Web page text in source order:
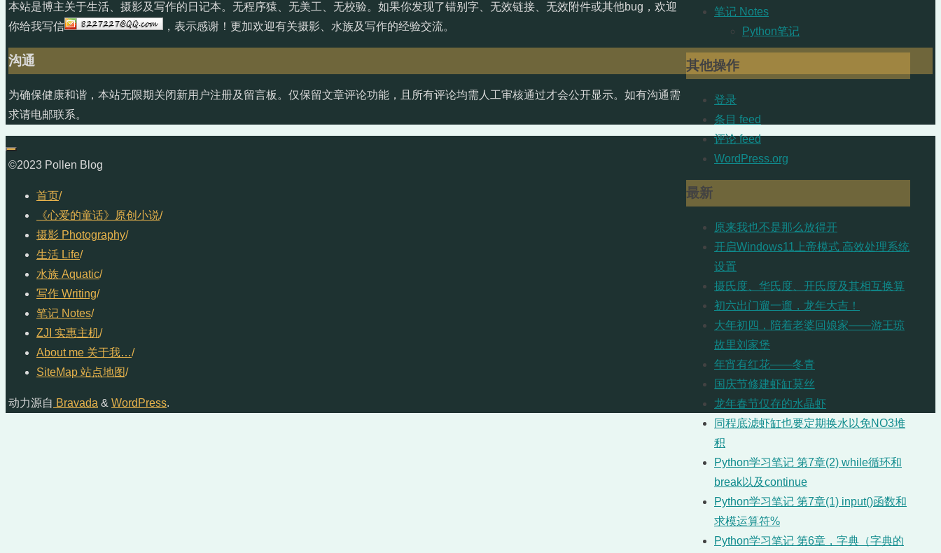
笔记 Notes
Python笔记
其他操作
登录
条目 feed
评论 feed
WordPress.org
最新
原来我也不是那么放得开
开启Windows11上帝模式 高效处理系统
设置
摄氏度、华氏度、开氏度及其相互换算
初六出门遛一遛，龙年大吉！
大年初四，陪着老婆回娘家——游王琼
故里刘家堡
年宵有红花——冬青
国庆节修建虾缸莫丝
龙年春节仅存的水晶虾
同程底滤虾缸也要定期换水以免NO3堆
积
Python学习笔记 第7章(2) while循环和
break以及continue
Python学习笔记 第7章(1) input()函数和
求模运算符%
Python学习笔记 第6章，字典（字典的
本站是博主关于生活、摄影及写作的日记本。无程序猿、无美工、无校验。如果你发现了错别字、无效链接、无效附件或其他bug，欢迎
你给我写信
，表示感谢！更加欢迎有关摄影、水族及写作的经验交流。
沟通
为确保健康和谐，本站无限期关闭新用户注册及留言板。仅保留文章评论功能，且所有评论均需人工审核通过才会公开显示。如有沟通需
求请电邮联系。
©2023 Pollen Blog
首页/
《心爱的童话》原创小说/
摄影 Photography/
生活 Life/
水族 Aquatic/
写作 Writing/
笔记 Notes/
ZJI 实惠主机/
About me 关于我…/
SiteMap 站点地图/
动力源自 Bravada & WordPress.